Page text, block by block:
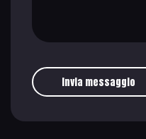
Invia messaggio